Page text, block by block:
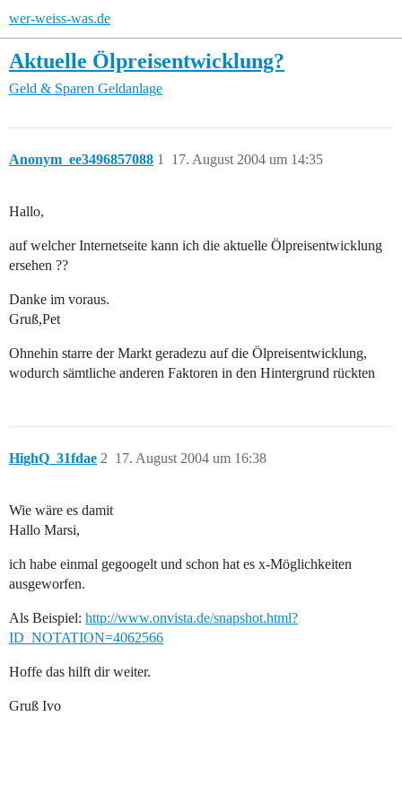
wer-weiss-was.de
Aktuelle Ölpreisentwicklung?
Geld & Sparen Geldanlage
Anonym_ee3496857088 17. August 2004 um 14:35
1
Hallo,
auf welcher Internetseite kann ich die aktuelle Ölpreisentwicklung
ersehen ??
Danke im voraus.
Gruß,Pet
Ohnehin starre der Markt geradezu auf die Ölpreisentwicklung,
wodurch sämtliche anderen Faktoren in den Hintergrund rückten
HighQ_31fdae 17. August 2004 um 16:38
2
Wie wäre es damit
Hallo Marsi,
ich habe einmal gegoogelt und schon hat es x-Möglichkeiten
ausgeworfen.
Als Beispiel: http://www.onvista.de/snapshot.html?
ID_NOTATION=4062566
Hoffe das hilft dir weiter.
Gruß Ivo